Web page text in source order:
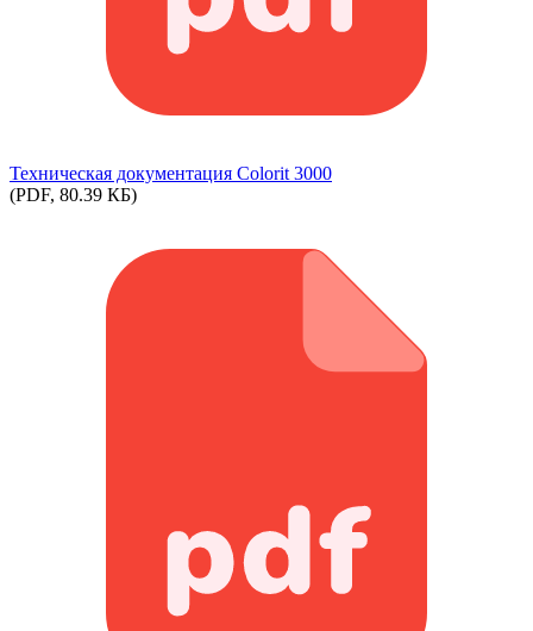
Техническая документация Colorit 3000
(PDF, 80.39 КБ)